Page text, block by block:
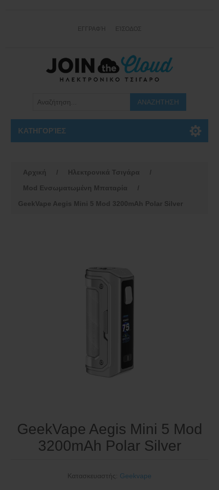
ΕΓΓΡΑΦΉ ΕΊΣΟΔΟΣ
ΚΑΤΗΓΟΡΊΕΣ
Αρχική / Ηλεκτρονικά Τσιγάρα
/
Mod Ενσωματωμένη Μπαταρία
/
GeekVape Aegis Mini 5 Mod 3200mAh Polar Silver
GeekVape Aegis Mini 5 Mod
3200mAh Polar Silver
Κατασκευαστής: Geekvape